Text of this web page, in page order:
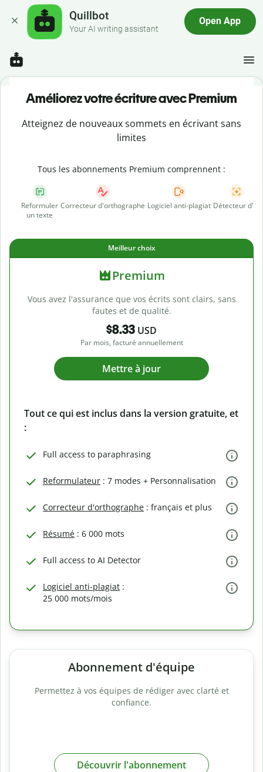
Quillbot
Your AI writing assistant
Open App
Améliorez votre écriture avec Premium
Atteignez de nouveaux sommets en écrivant sans
limites
Tous les abonnements Premium comprennent :
Reformuler
un texte
Correcteur d'orthographe Logiciel anti-plagiat Détecteur d'IA
Meilleur choix
Premium
Vous avez l'assurance que vos écrits sont clairs, sans
fautes et de qualité.
$8.33 USD
Par mois, facturé annuellement
Mettre à jour
Tout ce qui est inclus dans la version gratuite, et
:
Full access to paraphrasing
Reformulateur : 7 modes + Personnalisation
Correcteur d'orthographe : français et plus
Résumé : 6 000 mots
Full access to AI Detector
Logiciel anti-plagiat :
25 000 mots/mois
Abonnement d'équipe
Permettez à vos équipes de rédiger avec clarté et
confiance.
Découvrir l'abonnement